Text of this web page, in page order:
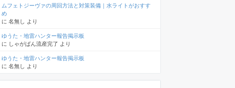
ムフェトジーヴァの周回方法と対策装備｜水ライトがおすす
め
に 名無し より
ゆうた・地雷ハンター報告掲示板
に しゃがぱん流産完了 より
ゆうた・地雷ハンター報告掲示板
に 名無し より